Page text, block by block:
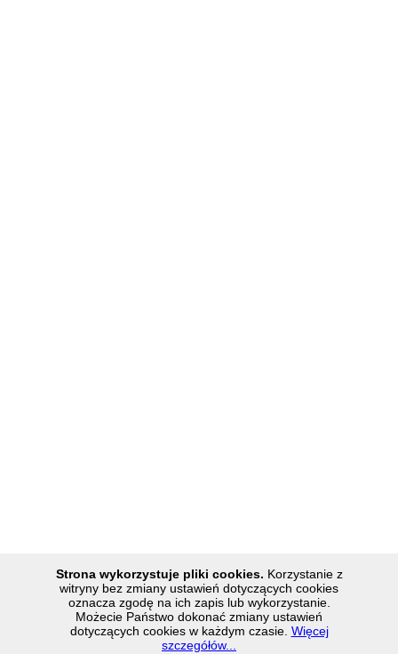
Parczewski Dom Kultury
Strona wykorzystuje pliki cookies. Korzystanie z
witryny bez zmiany ustawień dotyczących cookies
oznacza zgodę na ich zapis lub wykorzystanie.
Możecie Państwo dokonać zmiany ustawień
dotyczących cookies w każdym czasie. Więcej
szczegółów...